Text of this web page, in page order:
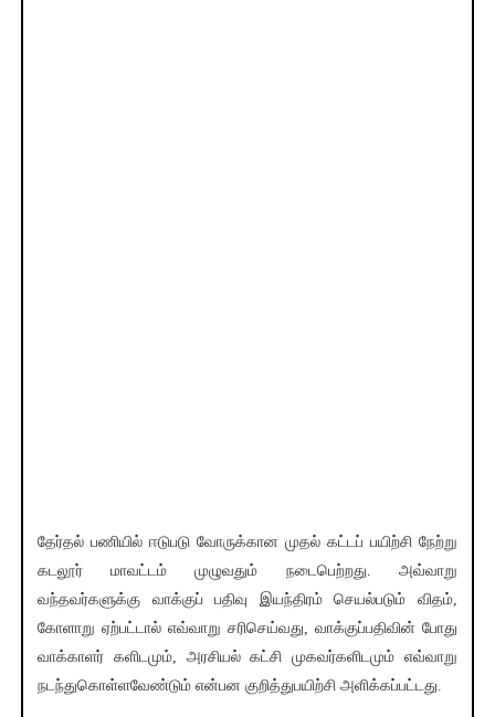
தேர்தல் பணியில் ஈடுபடு வோருக்கான முதல் கட்டப் பயிற்சி நேற்று
கடலூர் மாவட்டம் முழுவதும் நடைபெற்றது. அவ்வாறு
வந்தவர்களுக்கு வாக்குப் பதிவு இயந்திரம் செயல்படும் விதம்,
கோளாறு ஏற்பட்டால் எவ்வாறு சரிசெய்வது, வாக்குப்பதிவின் போது
வாக்காளர் களிடமும், அரசியல் கட்சி முகவர்களிடமும் எவ்வாறு
நடந்துகொள்ளவேண்டும் என்பன குறித்துபயிற்சி அளிக்கப்பட்டது.